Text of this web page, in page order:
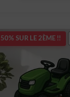
50% SUR LE 2ÈME !!